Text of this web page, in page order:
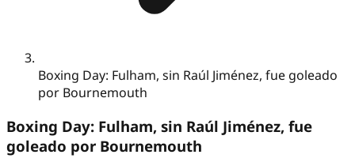
Boxing Day: Fulham, sin Raúl Jiménez, fue goleado
por Bournemouth
Boxing Day: Fulham, sin Raúl Jiménez, fue
goleado por Bournemouth